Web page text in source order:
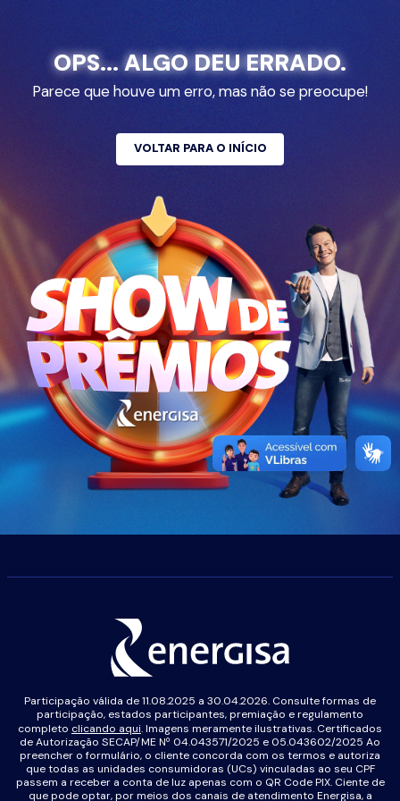
OPS... ALGO DEU ERRADO.
Parece que houve um erro, mas não se preocupe!
VOLTAR PARA O INÍCIO
Participação válida de 11.08.2025 a 30.04.2026. Consulte formas de
participação, estados participantes, premiação e regulamento
completo clicando aqui. Imagens meramente ilustrativas. Certificados
de Autorização SECAP/ME Nº 04.043571/2025 e 05.043602/2025 Ao
preencher o formulário, o cliente concorda com os termos e autoriza
que todas as unidades consumidoras (UCs) vinculadas ao seu CPF
passem a receber a conta de luz apenas com o QR Code PIX. Ciente de
que pode optar, por meios dos canais de atendimento Energisa, a